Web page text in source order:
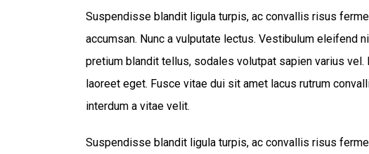
Suspendisse blandit ligula turpis, ac convallis risus
accumsan. Nunc a vulputate lectus. Vestibulum
pretium blandit tellus, sodales volutpat sapien varius
laoreet eget. Fusce vitae dui sit amet lacus rutrum
interdum a vitae velit.
Suspendisse blandit ligula turpis, ac convallis risus